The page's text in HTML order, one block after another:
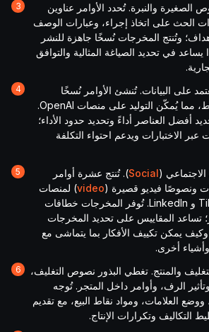
الصغيرة والنبرة. تُحدد الأوامر عناوين
الحث على اتخاذ إجراء، وعبارات الوصف
وتُنتج المخرجات نُسخًا جاهزة للنشر
يساعد في تحديد الصياغة المثالية والتوافق
تعتمد على البيانات. تُنشئ الأوامر نُسخًا
للإعلانات وصفحات الهبوط، مما يُمكّن التوليد على منصات OpenAI.
أفضل العناصر أداءً وتحديد حدود الأداء؛
الاختبارات ويدعم احتواء التكلفة
Social). تُنتج عشرة أوامر
ونصوصًا فيديو قصيرة (video) لمنصات
مثل Instagram و TikTok و LinkedIn. تُوفر المخرجات خطافات
تساعد المقاييس على تحديد المخرجات
يمكن تكييف الأفكار بما يتماشى مع
أخرى.
التغليف والمنتج. تغطي البذور نصوص التغليف،
الرف، وأوامر داخل المتجر. تُوجه
العلامات، ومواد نقاط البيع، مع تقديم
التكاليف وتكرارات الإنتاج.